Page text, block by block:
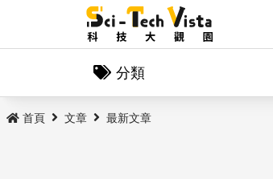
分類
首頁 文章 最新文章